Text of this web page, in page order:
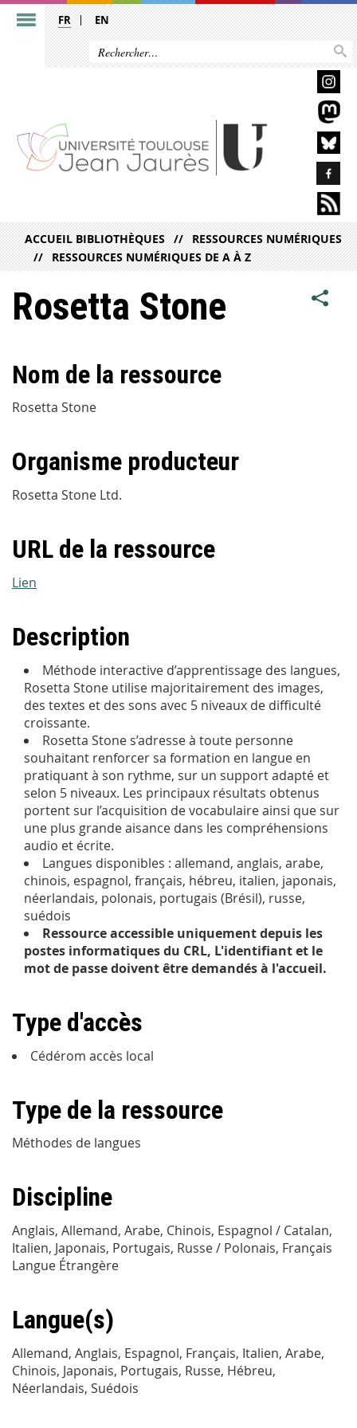
FR EN
ACCUEIL BIBLIOTHÈQUES
RESSOURCES NUMÉRIQUES
RESSOURCES NUMÉRIQUES DE A À Z
Rosetta Stone
Nom de la ressource
Rosetta Stone
Organisme producteur
Rosetta Stone Ltd.
URL de la ressource
Lien
Description
Méthode interactive d’apprentissage des langues,
Rosetta Stone utilise majoritairement des images,
des textes et des sons avec 5 niveaux de difficulté
croissante.
Rosetta Stone s’adresse à toute personne
souhaitant renforcer sa formation en langue en
pratiquant à son rythme, sur un support adapté et
selon 5 niveaux. Les principaux résultats obtenus
portent sur l’acquisition de vocabulaire ainsi que sur
une plus grande aisance dans les compréhensions
audio et écrite.
Langues disponibles : allemand, anglais, arabe,
chinois, espagnol, français, hébreu, italien, japonais,
néerlandais, polonais, portugais (Brésil), russe,
suédois
Ressource accessible uniquement depuis les
postes informatiques du CRL, L'identifiant et le
mot de passe doivent être demandés à l'accueil.
Type d'accès
Cédérom accès local
Type de la ressource
Méthodes de langues
Discipline
Anglais, Allemand, Arabe, Chinois, Espagnol / Catalan,
Italien, Japonais, Portugais, Russe / Polonais, Français
Langue Étrangère
Langue(s)
Allemand, Anglais, Espagnol, Français, Italien, Arabe,
Chinois, Japonais, Portugais, Russe, Hébreu,
Néerlandais, Suédois